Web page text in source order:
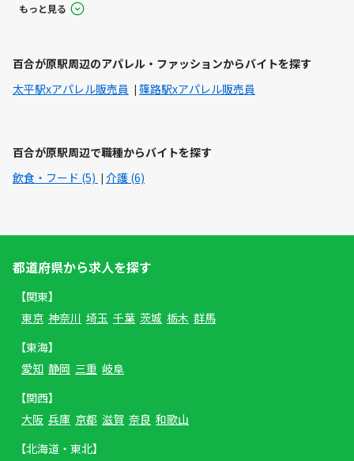
もっと見る
百合が原駅周辺のアパレル・ファッションからバイトを探す
太平駅xアパレル販売員
篠路駅xアパレル販売員
百合が原駅周辺で職種からバイトを探す
飲食・フード (5)
介護 (6)
都道府県から求人を探す
【関東】
東京 神奈川 埼玉 千葉 茨城 栃木 群馬
【東海】
愛知 静岡 三重 岐阜
【関西】
大阪 兵庫 京都 滋賀 奈良 和歌山
【北海道・東北】